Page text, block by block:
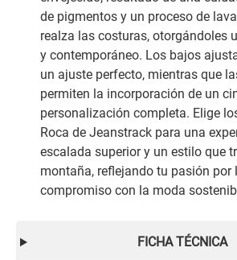
de pigmentos y un proceso de
realza las costuras, otorgándoles
y contemporáneo. Los bajos
un ajuste perfecto, mientras que
permiten la incorporación de un
personalización completa. Elige
Roca de Jeanstrack para una
escalada superior y un estilo que
montaña, reflejando tu pasión por
compromiso con la moda
FICHA TÉCNICA